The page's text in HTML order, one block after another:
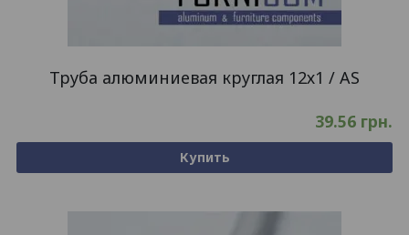
Труба алюминиевая круглая 12х1 / AS
39.56 грн.
Купить